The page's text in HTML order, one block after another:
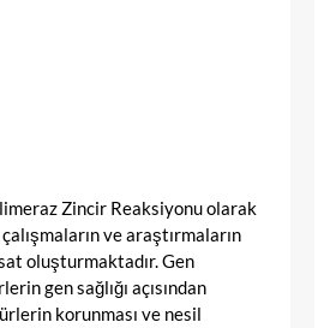
Zincir Reaksiyonu olarak
ve araştırmaların
oluşturmaktadır. Gen
gen sağlığı açısından
korunması ve nesil